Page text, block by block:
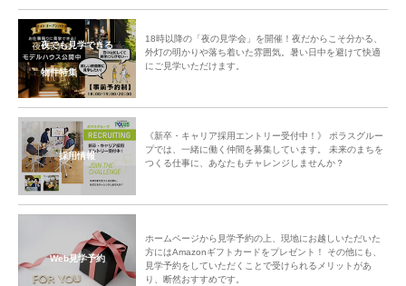
夜でも見学できる
物件特集
18時以降の「夜の見学会」を開催！夜だからこそ分かる、
外灯の明かりや落ち着いた雰囲気。暑い日中を避けて快適
にご見学いただけます。
採用情報
《新卒・キャリア採用エントリー受付中！》 ポラスグルー
プでは、一緒に働く仲間を募集しています。 未来のまちを
つくる仕事に、あなたもチャレンジしませんか？
Web見学予約
ホームページから見学予約の上、現地にお越しいただいた
方にはAmazonギフトカードをプレゼント！ その他にも、
見学予約をしていただくことで受けられるメリットがあ
り、断然おすすめです。